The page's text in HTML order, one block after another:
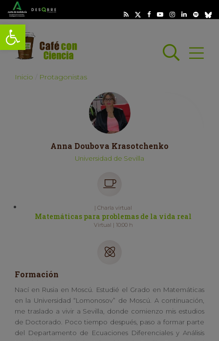
Abrir barra de herramientas
Abrir
Inicio Protagonistas
Anna Doubova Krasotchenko
Universidad de Sevilla
| Charla virtual
Matemáticas para problemas de la vida real
Virtual | 10:00 h
Formación
Nací en Rusia en Moscú. Estudié el Grado en Matemáticas
en la Universidad “Lomonosov” de Moscú. A continuación,
me traslado a vivir a Sevilla, donde comienzo mis estudios
de Doctorado. Poco tiempo después, paso a formar parte
del Departamento de Ecuaciones Diferenciales y Análisis